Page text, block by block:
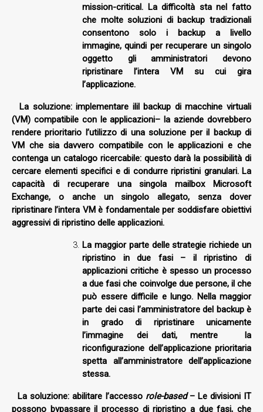
mission-critical. La difficoltà sta nel fatto
che molte soluzioni di backup tradizionali
consentono solo i backup a livello
immagine, quindi per recuperare un singolo
oggetto gli amministratori devono
ripristinare l’intera VM su cui gira
l’applicazione.
La soluzione: implementare ilil backup di macchine virtuali
(VM) compatibile con le applicazioni– la aziende dovrebbero
rendere prioritario l’utilizzo di una soluzione per il backup di
VM che sia davvero compatibile con le applicazioni e che
contenga un catalogo ricercabile: questo darà la possibilità di
cercare elementi specifici e di condurre ripristini granulari. La
capacità di recuperare una singola mailbox Microsoft
Exchange, o anche un singolo allegato, senza dover
ripristinare l’intera VM è fondamentale per soddisfare obiettivi
aggressivi di ripristino delle applicazioni.
La maggior parte delle strategie richiede un
ripristino in due fasi– il ripristino di
applicazioni critiche è spesso un processo
a due fasi che coinvolge due persone, il che
può essere difficile e lungo. Nella maggior
parte dei casi l’amministratore del backup è
in grado di ripristinare unicamente
l’immagine dei dati, mentre la
riconfigurazione dell’applicazione prioritaria
spetta all’amministratore dell’applicazione
stessa.
La soluzione: abilitare l’accesso role-based– Le divisioni IT
possono bypassare il processo di ripristino a due fasi, che